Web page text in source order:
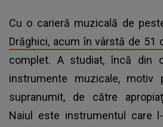
Cu o carieră muzicală de
Drăghici, acum în vârstă de 51
complet. A studiat, încă din
instrumente muzicale,
supranumit, de către
Naiul este instrumentul care